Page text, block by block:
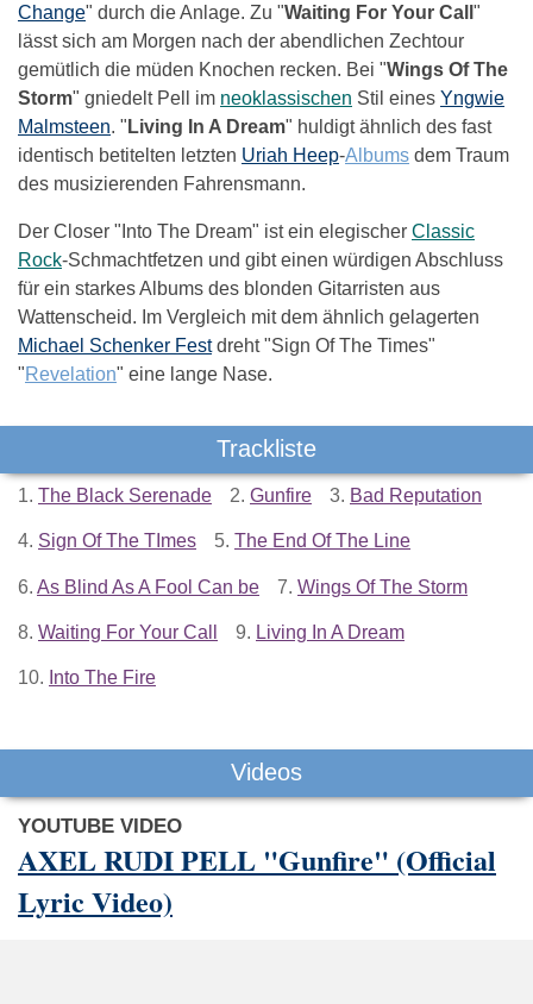
Change" durch die Anlage. Zu "Waiting For Your Call "
lässt sich am Morgen nach der abendlichen Zechtour
gemütlich die müden Knochen recken. Bei "Wings Of The
Storm" gniedelt Pell im neoklassischen Stil eines Yngwie
Malmsteen. " Living In A Dream" huldigt ähnlich des fast
identisch betitelten letzten Uriah Heep-Albums dem Traum
des musizierenden Fahrensmann.
Der Closer "Into The Dream" ist ein elegischer Classic
Rock-Schmachtfetzen und gibt einen würdigen Abschluss
für ein starkes Albums des blonden Gitarristen aus
Wattenscheid. Im Vergleich mit dem ähnlich gelagerten
Michael Schenker Festdreht "Sign Of The Times"
"Revelation" eine lange Nase.
Trackliste
1. The Black Serenade 2. Gunfire 3. Bad Reputation
4. Sign Of The TImes 5. The End Of The Line
6. As Blind As A Fool Can be 7. Wings Of The Storm
8. Waiting For Your Call 9. Living In A Dream
10. Into The Fire
Videos
YOUTUBE VIDEO
AXEL RUDI PELL "Gunfire" (Official
Lyric Video)